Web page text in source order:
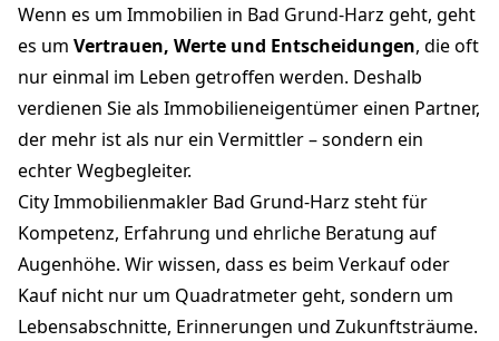
Wenn es um Immobilien in Bad Grund-Harz geht, geht
es um Vertrauen, Werte und Entscheidungen, die oft
nur einmal im Leben getroffen werden. Deshalb
verdienen Sie als Immobilieneigentümer einen Partner,
der mehr ist als nur ein Vermittler – sondern ein
echter Wegbegleiter.
City Immobilienmakler Bad Grund-Harz steht für
Kompetenz, Erfahrung und ehrliche Beratung auf
Augenhöhe. Wir wissen, dass es beim Verkauf oder
Kauf nicht nur um Quadratmeter geht, sondern um
Lebensabschnitte, Erinnerungen und Zukunftsträume.